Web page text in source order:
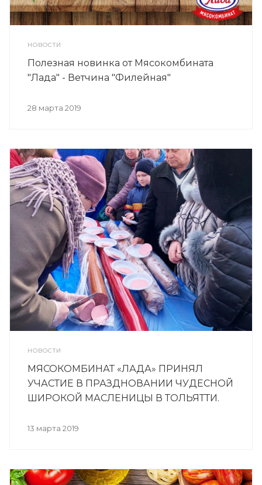
НОВОСТИ
Полезная новинка от Мясокомбината
"Лада" - Ветчина "Филейная"
28 марта 2019
НОВОСТИ
МЯСОКОМБИНАТ «ЛАДА» ПРИНЯЛ
УЧАСТИЕ В ПРАЗДНОВАНИИ ЧУДЕСНОЙ
ШИРОКОЙ МАСЛЕНИЦЫ В ТОЛЬЯТТИ.
13 марта 2019